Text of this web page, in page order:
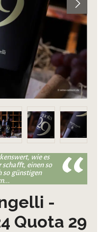
wie es
schafft, einen so
so günstigen
-
Quota 29